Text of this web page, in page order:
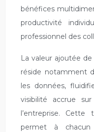
bénéfices
productivité
professionnel des
La valeur ajoutée
réside notamment
les données,
visibilité accrue
l’entreprise. Cette
permet à